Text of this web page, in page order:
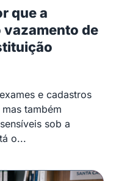
que a
de
e cadastros
também
sob a
o...